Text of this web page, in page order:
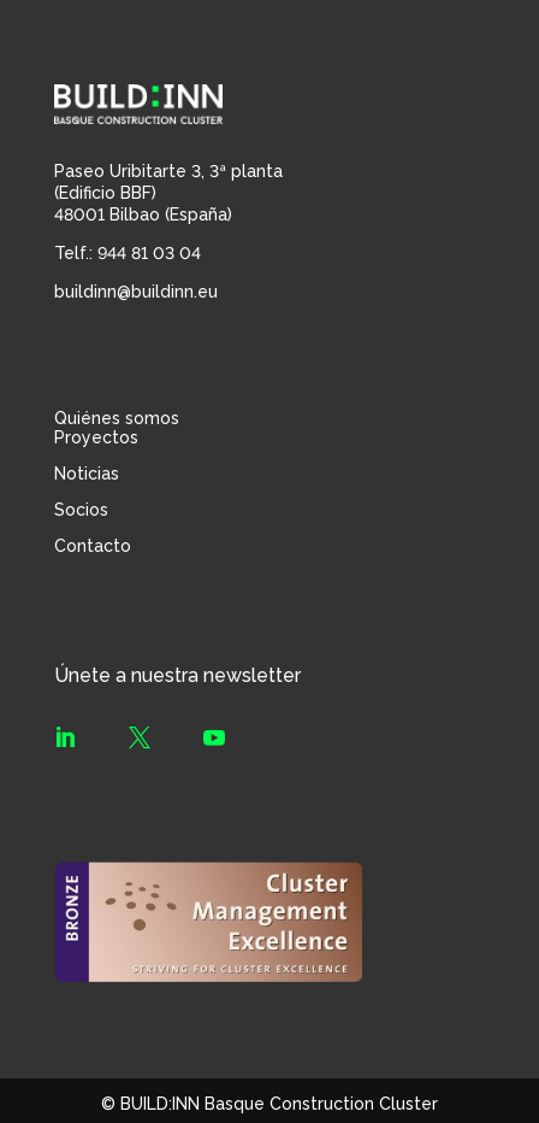
Paseo Uribitarte 3, 3ª planta
(Edificio BBF)
48001 Bilbao (España)
Telf.: 944 81 03 04
buildinn@buildinn.eu
Quiénes somos
Proyectos
Noticias
Socios
Contacto
Únete a nuestra newsletter
  
© BUILD:INN Basque Construction Cluster